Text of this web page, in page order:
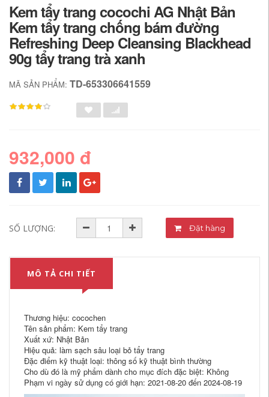
Kem tẩy trang cocochi AG Nhật Bản
Kem tẩy trang chống bám đường
Refreshing Deep Cleansing Blackhead
90g tẩy trang trà xanh
MÃ SẢN PHẨM: TD-653306641559
932,000 đ
SỐ LƯỢNG: Đặt hàng
MÔ TẢ CHI TIẾT
Thương hiệu: cocochen
Tên sản phẩm: Kem tẩy trang
Xuất xứ: Nhật Bản
Hiệu quả: làm sạch sâu loại bỏ tẩy trang
Đặc điểm kỹ thuật loại: thông số kỹ thuật bình thường
Cho dù đó là mỹ phẩm dành cho mục đích đặc biệt: Không
Phạm vi ngày sử dụng có giới hạn: 2021-08-20 đến 2024-08-19